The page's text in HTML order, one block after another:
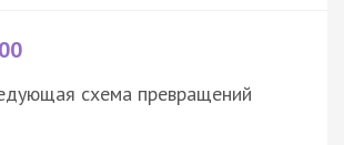
схема превращений